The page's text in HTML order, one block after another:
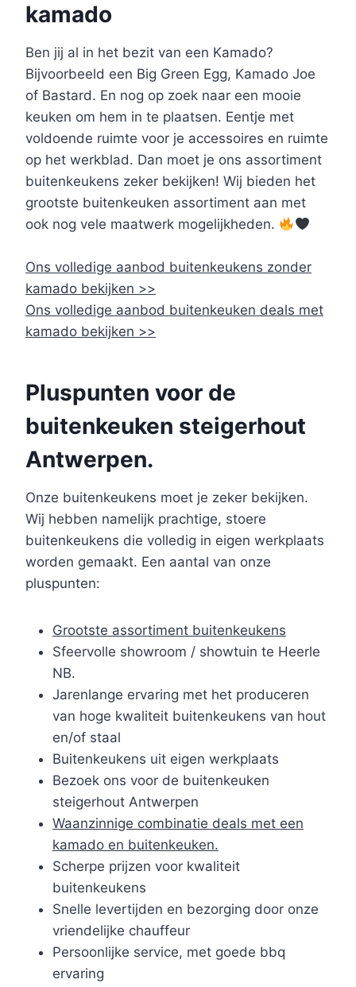
kamado
Ben jij al in het bezit van een Kamado?
Bijvoorbeeld een Big Green Egg, Kamado Joe
of Bastard. En nog op zoek naar een mooie
keuken om hem in te plaatsen. Eentje met
voldoende ruimte voor je accessoires en ruimte
op het werkblad. Dan moet je ons assortiment
buitenkeukens zeker bekijken! Wij bieden het
grootste buitenkeuken assortiment aan met
ook nog vele maatwerk mogelijkheden.
Ons volledige aanbod buitenkeukens zonder
kamado bekijken >>
Ons volledige aanbod buitenkeuken deals met
kamado bekijken >>
Pluspunten voor de
buitenkeuken steigerhout
Antwerpen.
Onze buitenkeukens moet je zeker bekijken.
Wij hebben namelijk prachtige, stoere
buitenkeukens die volledig in eigen werkplaats
worden gemaakt. Een aantal van onze
pluspunten:
Grootste assortiment buitenkeukens
Sfeervolle showroom / showtuin te Heerle
NB.
Jarenlange ervaring met het produceren
van hoge kwaliteit buitenkeukens van hout
en/of staal
Buitenkeukens uit eigen werkplaats
Bezoek ons voor de buitenkeuken
steigerhout Antwerpen
Waanzinnige combinatie deals met een
kamado en buitenkeuken.
Scherpe prijzen voor kwaliteit
buitenkeukens
Snelle levertijden en bezorging door onze
vriendelijke chauffeur
Persoonlijke service, met goede bbq
ervaring